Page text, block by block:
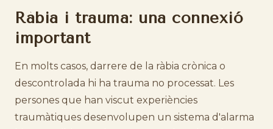
Ràbia i trauma: una connexió
important
En molts casos, darrere de la ràbia crònica o
descontrolada hi ha trauma no processat. Les
persones que han viscut experiències
traumàtiques desenvolupen un sistema d'alarma